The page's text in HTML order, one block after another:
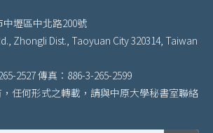
中壢區中北路200號
Zhongli Dist., Taoyuan City 320314, Taiwan
2527 傳真：886-3-265-2599
任何形式之轉載，請與中原大學秘書室聯絡